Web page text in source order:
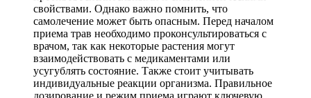
свойствами. Однако важно помнить, что
самолечение может быть опасным. Перед началом
приема трав необходимо проконсультироваться с
врачом, так как некоторые растения могут
взаимодействовать с медикаментами или
усугублять состояние. Также стоит учитывать
индивидуальные реакции организма. Правильное
дозирование и режим приема играют ключевую